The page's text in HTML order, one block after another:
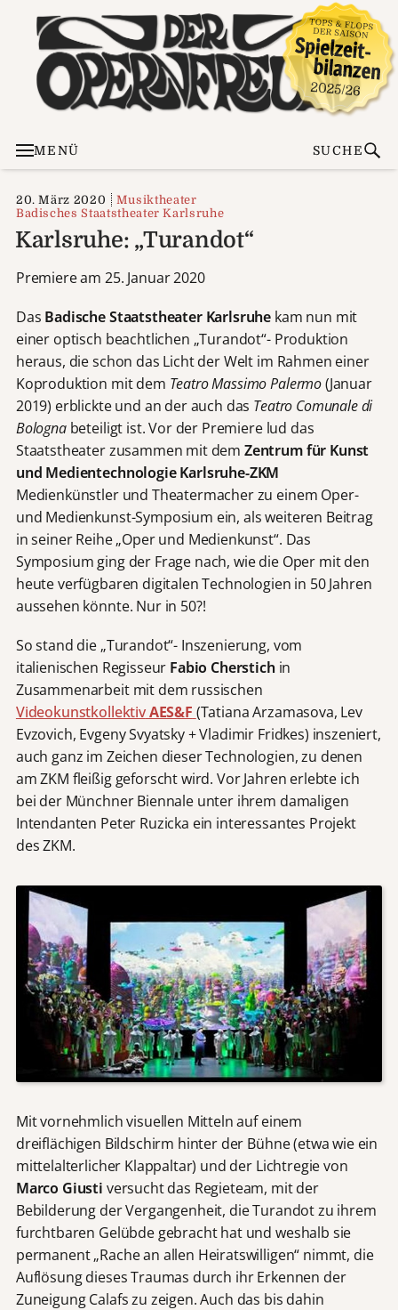
MENÜ SUCHE
20. März 2020
Musiktheater
Badisches Staatstheater Karlsruhe
Karlsruhe: „Turandot“
Premiere am 25. Januar 2020
Das Badische Staatstheater Karlsruhe kam nun mit
einer optisch beachtlichen „Turandot“- Produktion
heraus, die schon das Licht der Welt im Rahmen einer
Koproduktion mit dem Teatro Massimo Palermo(Januar
2019) erblickte und an der auch das Teatro Comunale di
Bolognabeteiligt ist. Vor der Premiere lud das
Staatstheater zusammen mit dem Zentrum für Kunst
und Medientechnologie Karlsruhe-ZKM
Medienkünstler und Theatermacher zu einem Oper-
und Medienkunst-Symposium ein, als weiteren Beitrag
in seiner Reihe „Oper und Medienkunst“. Das
Symposium ging der Frage nach, wie die Oper mit den
heute verfügbaren digitalen Technologien in 50 Jahren
aussehen könnte. Nur in 50?!
So stand die „Turandot“- Inszenierung, vom
italienischen Regisseur Fabio Cherstichin
Zusammenarbeit mit dem russischen
VideokunstkollektivAES&F (Tatiana Arzamasova, Lev
Evzovich, Evgeny Svyatsky + Vladimir Fridkes) inszeniert,
auch ganz im Zeichen dieser Technologien, zu denen
am ZKM fleißig geforscht wird. Vor Jahren erlebte ich
bei der Münchner Biennale unter ihrem damaligen
Intendanten Peter Ruzicka ein interessantes Projekt
des ZKM.
Mit vornehmlich visuellen Mitteln auf einem
dreiflächigen Bildschirm hinter der Bühne (etwa wie ein
mittelalterlicher Klappaltar) und der Lichtregie von
Marco Giusti versucht das Regieteam, ­­­­­­­mit der
Bebilderung der Vergangenheit, die Turandot zu ihrem
furchtbaren Gelübde gebracht hat und weshalb sie
permanent „Rache an allen Heiratswilligen“ nimmt, die
Auflösung dieses Traumas durch ihr Erkennen der
Zuneigung Calafs zu zeigen. Auch das bis dahin